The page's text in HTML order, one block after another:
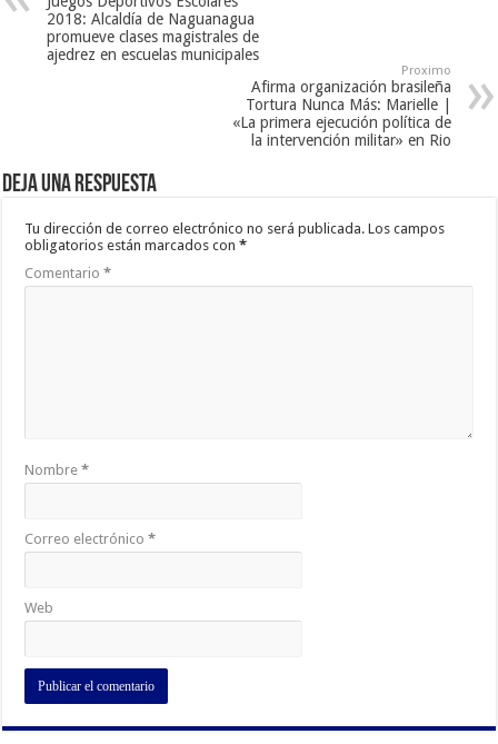
2018: Alcaldía de Naguanagua
promueve clases magistrales de
ajedrez en escuelas municipales
Proximo
Afirma organización brasileña
Tortura Nunca Más: Marielle |
«La primera ejecución política de
la intervención militar» en Rio
Deja una respuesta
Tu dirección de correo electrónico no será publicada. Los campos
obligatorios están marcados con*
Comentario*
Nombre*
Correo electrónico*
Web